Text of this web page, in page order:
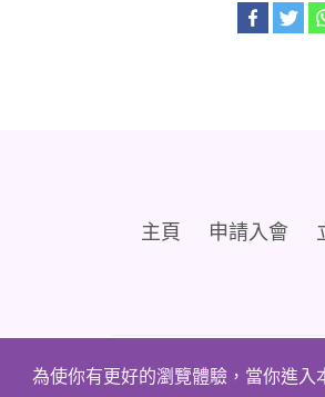
為使你有更好的瀏覽體驗，當你進入
主頁 申請入會